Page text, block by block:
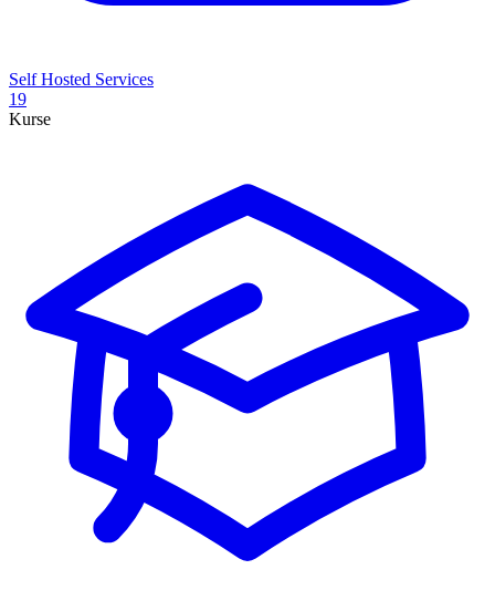
Self Hosted Services
19
Kurse